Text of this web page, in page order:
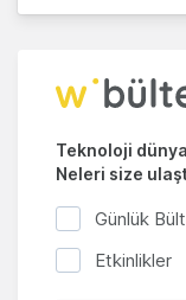
Teknoloji
Neleri size
Günlük
Etkinlikler